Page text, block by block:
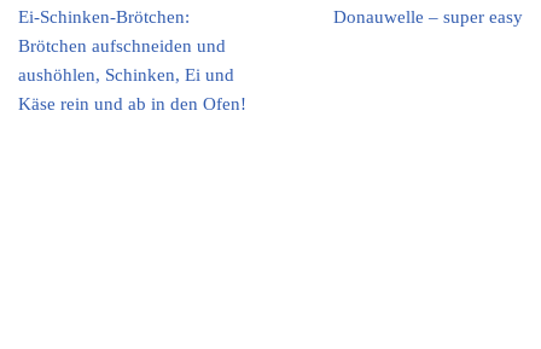
Ei-Schinken-Brötchen:
Brötchen aufschneiden und
aushöhlen, Schinken, Ei und
Käse rein und ab in den Ofen!
Donauwelle – super easy